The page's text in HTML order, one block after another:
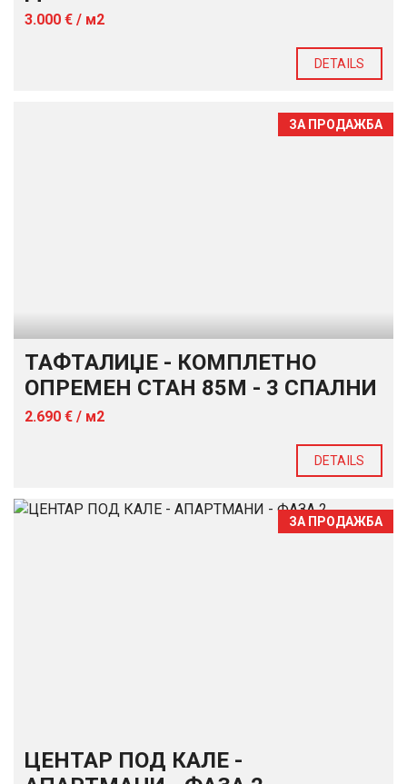
3.000 € / м2
DETAILS
ЗА ПРОДАЖБА
ТАФТАЛИЏЕ - КОМПЛЕТНО
ОПРЕМЕН СТАН 85М - 3 СПАЛНИ
2.690 € / м2
DETAILS
ЗА ПРОДАЖБА
ЦЕНТАР ПОД КАЛЕ -